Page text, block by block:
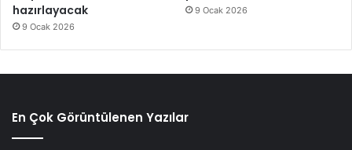
hazırlayacak
9 Ocak 2026
9 Ocak 2026
En Çok Görüntülenen Yazılar